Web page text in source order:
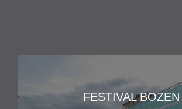
FESTIVAL BOZEN